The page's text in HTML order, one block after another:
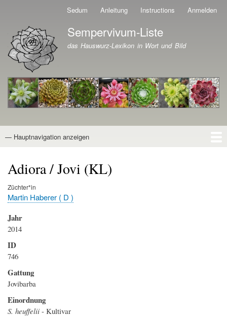
Direkt
zum
Inhalt
Sedum Anleitung Instructions Anmelden
Branding der Website
Sempervivum-Liste
das Hauswurz-Lexikon in Wort und Bild
Hauptnavigation
— Hauptnavigation anzeigen
Adiora / Jovi (KL)
Züchter*in
Martin Haberer ( D )
Jahr
2014
ID
746
Gattung
Jovibarba
Einordnung
S. heuffelii - Kultivar